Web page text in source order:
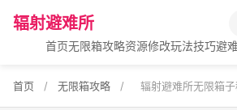
辐射避难所
首页无限箱攻略资源修改玩法技巧避
首页 / 无限箱攻略 / 辐射避难所无限箱